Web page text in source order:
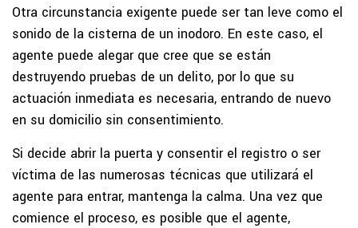
Otra circunstancia exigente puede ser tan leve como el
sonido de la cisterna de un inodoro. En este caso, el
agente puede alegar que cree que se están
destruyendo pruebas de un delito, por lo que su
actuación inmediata es necesaria, entrando de nuevo
en su domicilio sin consentimiento.
Si decide abrir la puerta y consentir el registro o ser
víctima de las numerosas técnicas que utilizará el
agente para entrar, mantenga la calma. Una vez que
comience el proceso, es posible que el agente,